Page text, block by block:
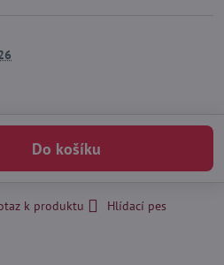
Do košíku
k produktu
Hlídací pes